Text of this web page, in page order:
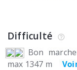
Difficulté
Bon
max 1347 m